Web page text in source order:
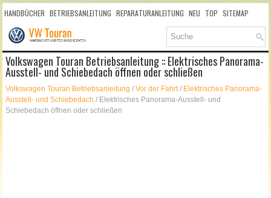
HANDBÜCHER BETRIEBSANLEITUNG REPARATURANLEITUNG NEU TOP SITEMAP
SUCHLAUF
Volkswagen Touran Betriebsanleitung :: Elektrisches Panorama-
Ausstell- und Schiebedach öffnen oder schließen
Volkswagen Touran Betriebsanleitung /Vor der Fahrt/ Elektrisches Panorama-
Ausstell- und Schiebedach / Elektrisches Panorama-Ausstell- und
Schiebedach öffnen oder schließen